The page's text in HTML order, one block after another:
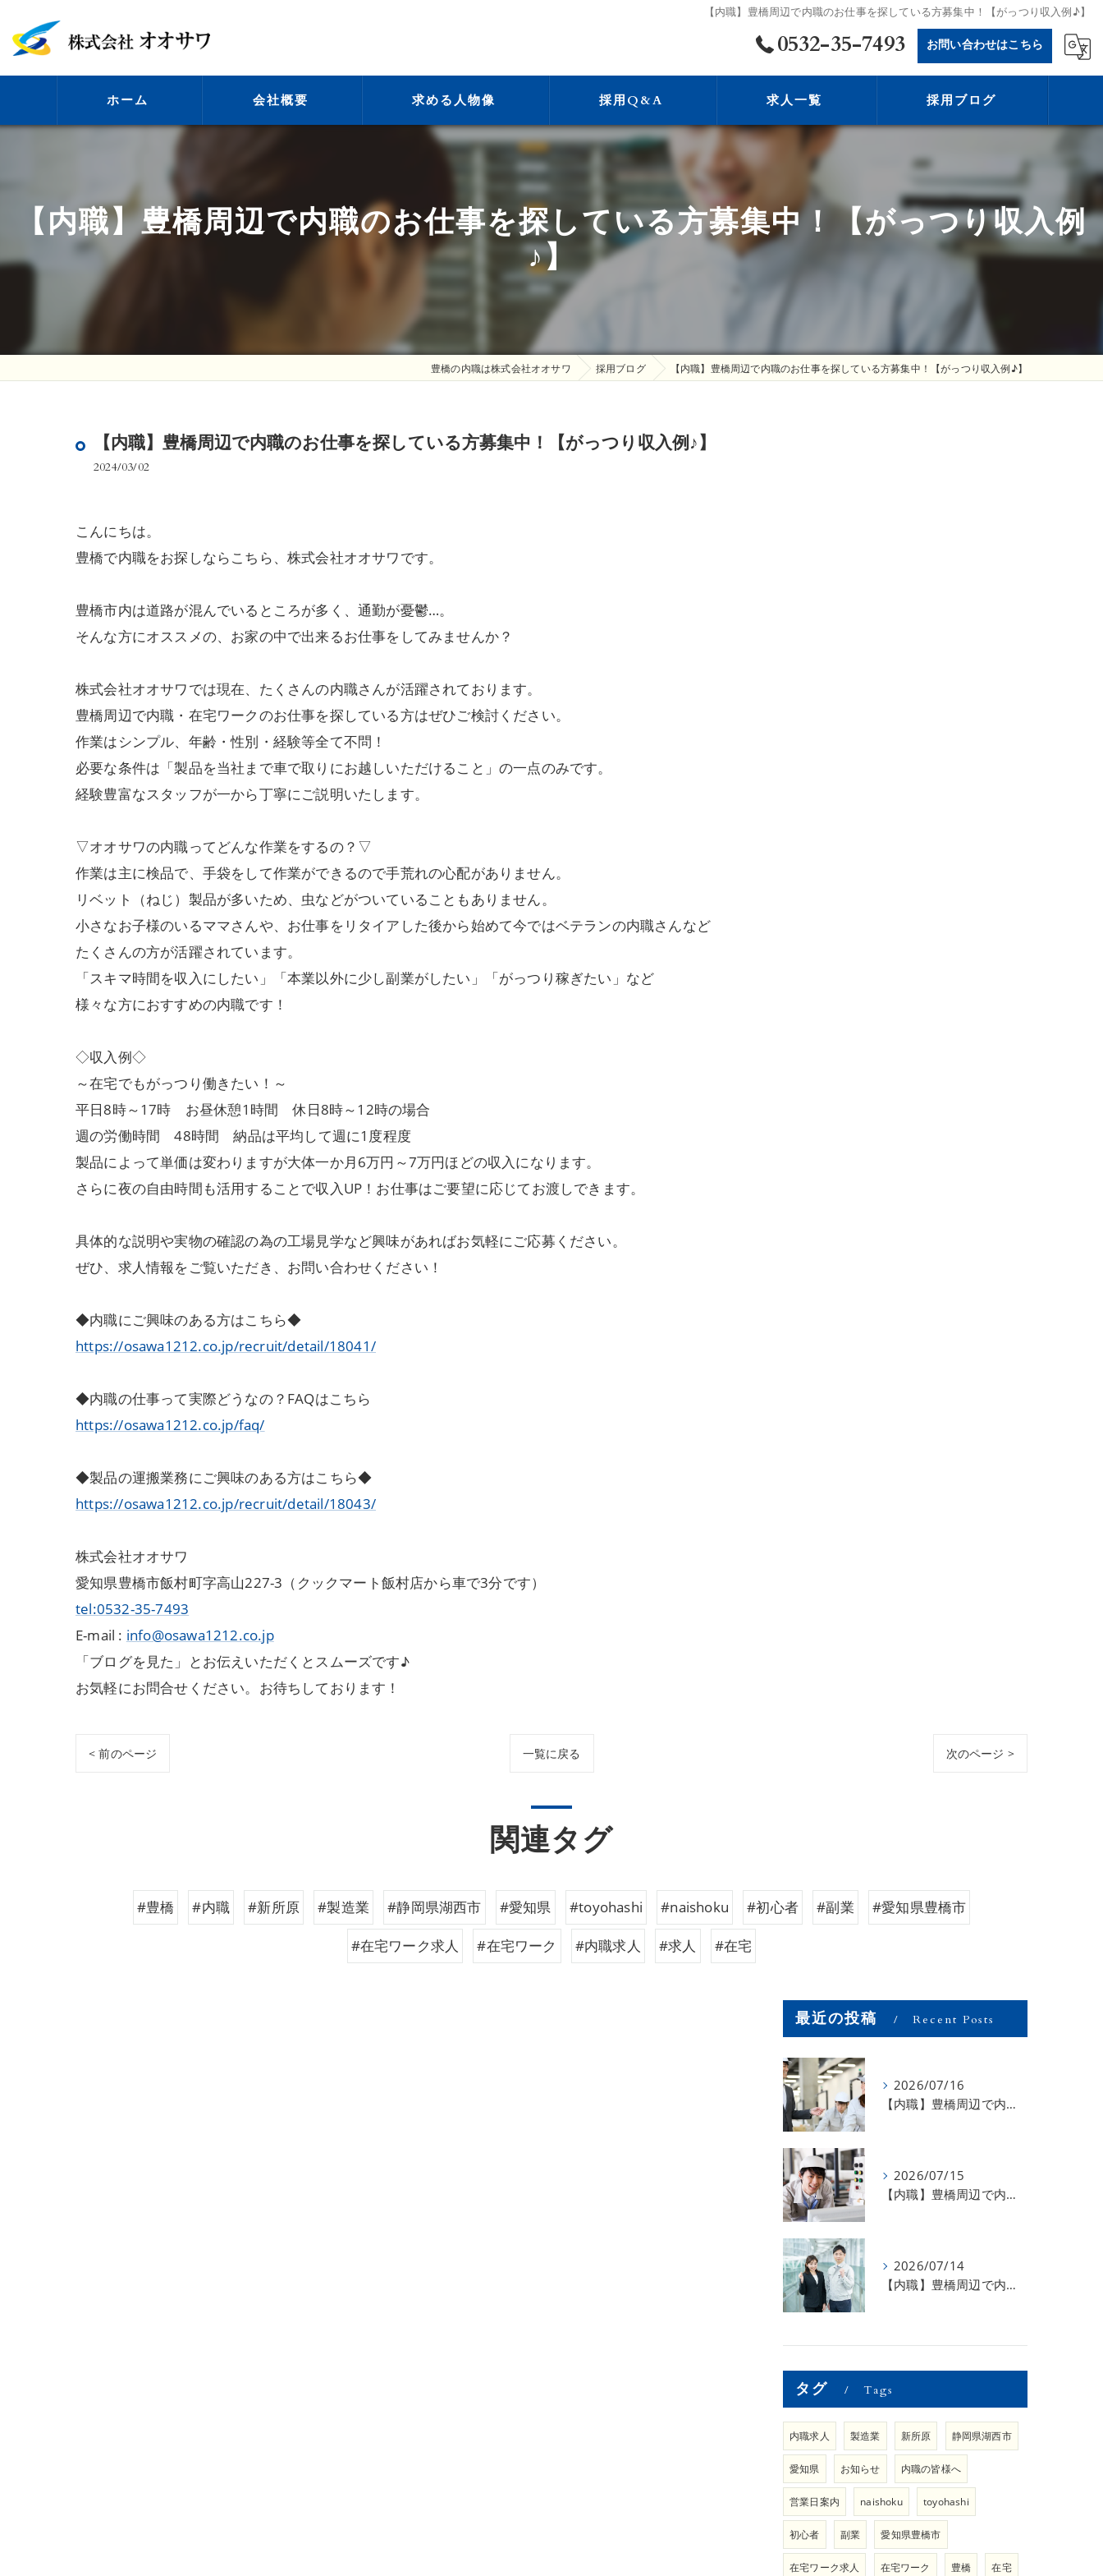
【内職】豊橋周辺で内職のお仕事を探している方募集中！【がっつり収入例♪】
0532-35-7493 お問い合わせはこちら
ホーム 会社概要
ビジョン
求める人物像 採用Q&A 求人一覧 採用ブログ
【内職】豊橋周辺で内職のお仕事を探している方募集中！【がっつり収入例
♪】
豊橋の内職は株式会社オオサワ 採用ブログ 【内職】豊橋周辺で内職のお仕事を探している方募集中！【がっつり収入例♪】
【内職】豊橋周辺で内職のお仕事を探している方募集中！【がっつり収入例♪】
2024/03/02
こんにちは。
豊橋で内職をお探しならこちら、株式会社オオサワです。
豊橋市内は道路が混んでいるところが多く、通勤が憂鬱…。
そんな方にオススメの、お家の中で出来るお仕事をしてみませんか？
株式会社オオサワでは現在、たくさんの内職さんが活躍されております。
豊橋周辺で内職・在宅ワークのお仕事を探している方はぜひご検討ください。
作業はシンプル、年齢・性別・経験等全て不問！
必要な条件は「製品を当社まで車で取りにお越しいただけること」の一点のみです。
経験豊富なスタッフが一から丁寧にご説明いたします。
▽オオサワの内職ってどんな作業をするの？▽
作業は主に検品で、手袋をして作業ができるので手荒れの心配がありません。
リベット（ねじ）製品が多いため、虫などがついていることもありません。
小さなお子様のいるママさんや、お仕事をリタイアした後から始めて今ではベテランの内職さんなど
たくさんの方が活躍されています。
「スキマ時間を収入にしたい」「本業以外に少し副業がしたい」「がっつり稼ぎたい」など
様々な方におすすめの内職です！
◇収入例◇
～在宅でもがっつり働きたい！～
平日8時～17時 お昼休憩1時間 休日8時～12時の場合
週の労働時間 48時間 納品は平均して週に1度程度
製品によって単価は変わりますが大体一か月6万円～7万円ほどの収入になります。
さらに夜の自由時間も活用することで収入UP！お仕事はご要望に応じてお渡しできます。
具体的な説明や実物の確認の為の工場見学など興味があればお気軽にご応募ください。
ぜひ、求人情報をご覧いただき、お問い合わせください！
◆内職にご興味のある方はこちら◆
https://osawa1212.co.jp/recruit/detail/18041/
◆内職の仕事って実際どうなの？FAQはこちら
https://osawa1212.co.jp/faq/
◆製品の運搬業務にご興味のある方はこちら◆
https://osawa1212.co.jp/recruit/detail/18043/
株式会社オオサワ
愛知県豊橋市飯村町字高山227-3（クックマート飯村店から車で3分です）
tel:0532-35-7493
E-mail : info@osawa1212.co.jp
「ブログを見た」とお伝えいただくとスムーズです♪
お気軽にお問合せください。お待ちしております！
< 前のページ 一覧に戻る 次のページ >
関連タグ
#豊橋 #内職 #新所原 #製造業 #静岡県湖西市 #愛知県 #toyohashi #naishoku #初心者 #副業 #愛知県豊橋市
#在宅ワーク求人 #在宅ワーク #内職求人 #求人 #在宅
最近の投稿 Recent Posts
2026/07/16
【内職】豊橋周辺で内職のお仕事を探している方募集中！【お仕事の内容】
2026/07/15
【内職】豊橋周辺で内職のお仕事を探している方募集中！【急な学級閉鎖も安心】
2026/07/14
【内職】豊橋周辺で内職のお仕事を探している方募集中！【内職さまのお声②】
タグ Tags
内職求人 製造業 新所原 静岡県湖西市
愛知県 お知らせ 内職の皆様へ
営業日案内 naishoku toyohashi
初心者 副業 愛知県豊橋市
在宅ワーク求人 在宅ワーク 豊橋 在宅